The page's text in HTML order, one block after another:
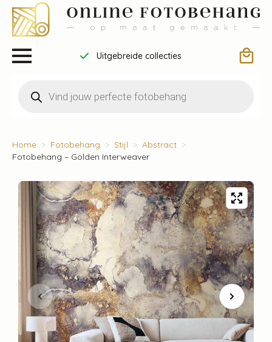
Uitgebreide collecties
zoeken
Home Fotobehang Stijl
Abstract
Fotobehang – Golden Interweaver